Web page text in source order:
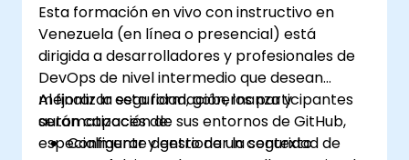
Esta formación en vivo con instructivo en
Venezuela (en línea o presencial) está
dirigida a desarrolladores y profesionales de
DevOps de nivel intermedio que desean
mejorar la seguridad, gobernanza y
automatización de sus entornos de GitHub,
especialmente dentro de un contexto
Al finalizar esta formación, los participantes
serán capaces de:
Configurar y gestionar la seguridad de